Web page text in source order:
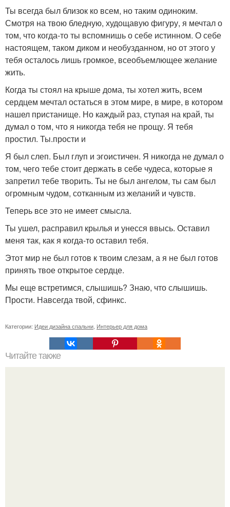
Ты всегда был близок ко всем, но таким одиноким.
Смотря на твою бледную, худощавую фигуру, я мечтал о
том, что когда-то ты вспомнишь о себе истинном. О себе
настоящем, таком диком и необузданном, но от этого у
тебя осталось лишь громкое, всеобъемлющее желание
жить.
Когда ты стоял на крыше дома, ты хотел жить, всем
сердцем мечтал остаться в этом мире, в мире, в котором
нашел пристанище. Но каждый раз, ступая на край, ты
думал о том, что я никогда тебя не прощу. Я тебя
простил. Ты.прости и
Я был слеп. Был глуп и эгоистичен. Я никогда не думал о
том, чего тебе стоит держать в себе чудеса, которые я
запретил тебе творить. Ты не был ангелом, ты сам был
огромным чудом, сотканным из желаний и чувств.
Теперь все это не имеет смысла.
Ты ушел, расправил крылья и унесся ввысь. Оставил
меня так, как я когда-то оставил тебя.
Этот мир не был готов к твоим слезам, а я не был готов
принять твое открытое сердце.
Мы еще встретимся, слышишь? Знаю, что слышишь.
Прости. Навсегда твой, сфинкс.
Категории: Идеи дизайна спальни Интерьер для дома
Читайте также